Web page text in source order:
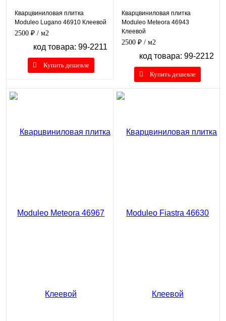
Кварцвиниловая плитка
Moduleo Lugano 46910 Клеевой
2500 ₽ / м2
код товара: 99-2211
Купить дешевле
Кварцвиниловая плитка
Moduleo Meteora 46943
Клеевой
2500 ₽ / м2
код товара: 99-2212
Купить дешевле